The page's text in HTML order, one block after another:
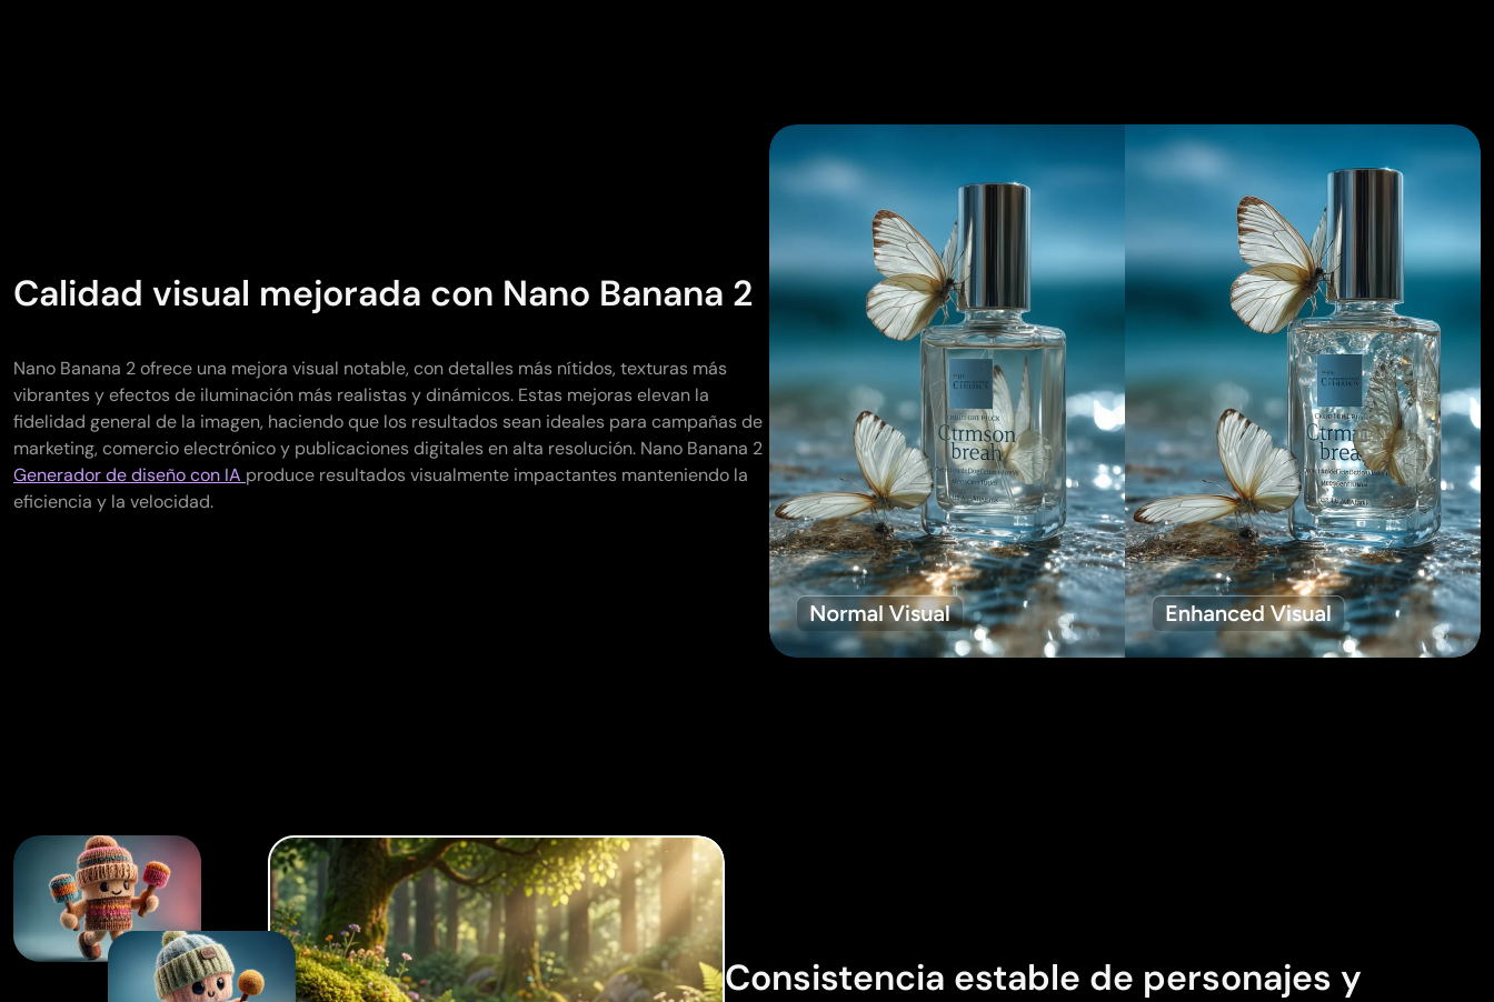
Calidad visual mejorada con Nano Banana 2
Nano Banana 2 ofrece una mejora visual notable, con detalles más nítidos, texturas más
vibrantes y efectos de iluminación más realistas y dinámicos. Estas mejoras elevan la
fidelidad general de la imagen, haciendo que los resultados sean ideales para campañas de
marketing, comercio electrónico y publicaciones digitales en alta resolución. Nano Banana 2
Generador de diseño con IA produce resultados visualmente impactantes manteniendo la
eficiencia y la velocidad.
Consistencia estable de personajes y